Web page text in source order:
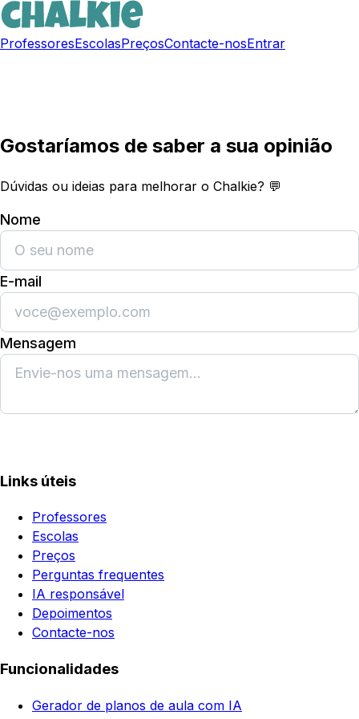
ProfessoresEscolasPreçosContacte-nosEntrar
Gostaríamos de saber a sua opinião
Dúvidas ou ideias para melhorar o Chalkie? 💬
Nome
E-mail
Mensagem
Links úteis
Professores
Escolas
Preços
Perguntas frequentes
IA responsável
Depoimentos
Contacte-nos
Funcionalidades
Gerador de planos de aula com IA